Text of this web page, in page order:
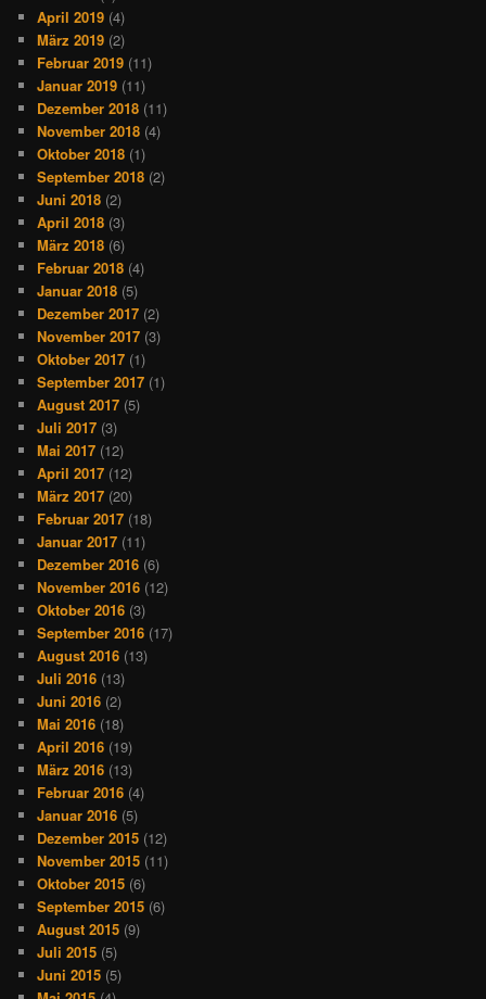
April 2019 (4)
März 2019 (2)
Februar 2019 (11)
Januar 2019 (11)
Dezember 2018 (11)
November 2018 (4)
Oktober 2018 (1)
September 2018 (2)
Juni 2018 (2)
April 2018 (3)
März 2018 (6)
Februar 2018 (4)
Januar 2018 (5)
Dezember 2017 (2)
November 2017 (3)
Oktober 2017 (1)
September 2017 (1)
August 2017 (5)
Juli 2017 (3)
Mai 2017 (12)
April 2017 (12)
März 2017 (20)
Februar 2017 (18)
Januar 2017 (11)
Dezember 2016 (6)
November 2016 (12)
Oktober 2016 (3)
September 2016 (17)
August 2016 (13)
Juli 2016 (13)
Juni 2016 (2)
Mai 2016 (18)
April 2016 (19)
März 2016 (13)
Februar 2016 (4)
Januar 2016 (5)
Dezember 2015 (12)
November 2015 (11)
Oktober 2015 (6)
September 2015 (6)
August 2015 (9)
Juli 2015 (5)
Juni 2015 (5)